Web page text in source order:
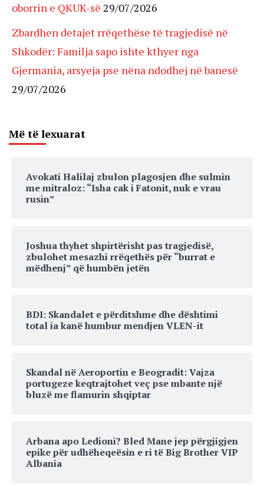
oborrin e QKUK-së 29/07/2026
Zbardhen detajet rrëqethëse të tragjedisë në
Shkodër: Familja sapo ishte kthyer nga
Gjermania, arsyeja pse nëna ndodhej në banesë
29/07/2026
Më të lexuarat
Avokati Halilaj zbulon plagosjen dhe sulmin
me mitraloz: “Isha cak i Fatonit, nuk e vrau
rusin”
Joshua thyhet shpirtërisht pas tragjedisë,
zbulohet mesazhi rrëqethës për “burrat e
mëdhenj” që humbën jetën
BDI: Skandalet e përditshme dhe dështimi
total ia kanë humbur mendjen VLEN-it
Skandal në Aeroportin e Beogradit: Vajza
portugeze keqtrajtohet veç pse mbante një
bluzë me flamurin shqiptar
Arbana apo Ledioni? Bled Mane jep përgjigjen
epike për udhëheqeësin e ri të Big Brother VIP
Albania